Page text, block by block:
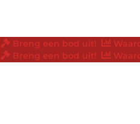
Breng een bod uit!
Breng een bod uit!